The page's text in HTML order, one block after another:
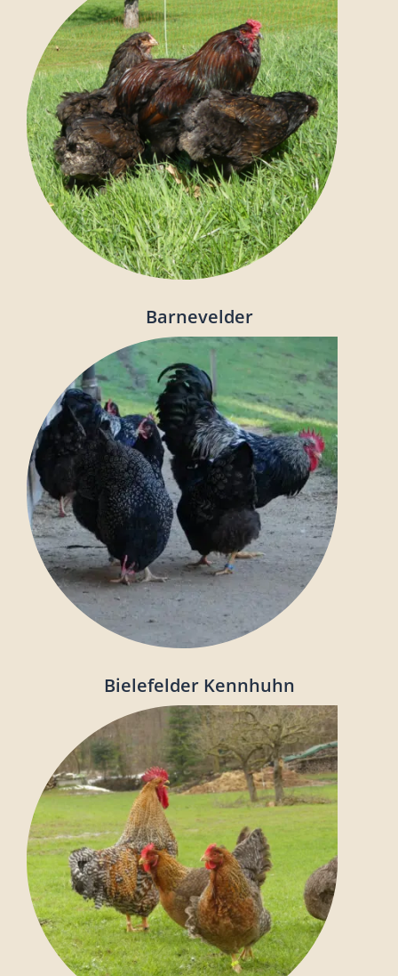
Barnevelder
Bielefelder Kennhuhn